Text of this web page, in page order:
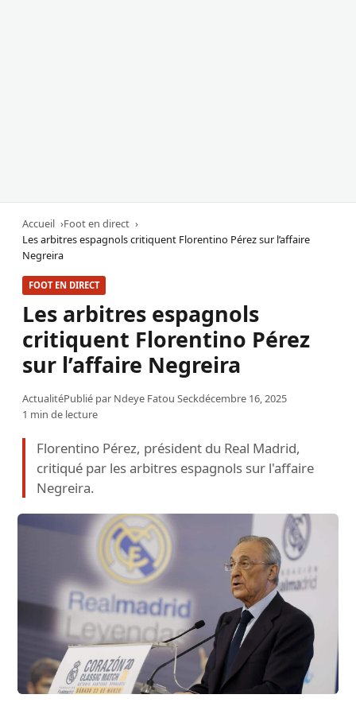
Accueil
Foot en direct
Les arbitres espagnols critiquent Florentino Pérez sur l’affaire
Negreira
FOOT EN DIRECT
Les arbitres espagnols
critiquent Florentino Pérez
sur l’affaire Negreira
ActualitéPublié par Ndeye Fatou Seckdécembre 16, 2025
1 min de lecture
Florentino Pérez, président du Real Madrid,
critiqué par les arbitres espagnols sur l'affaire
Negreira.